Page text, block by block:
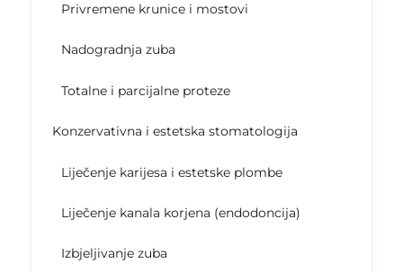
Privremene krunice i mostovi
Nadogradnja zuba
Totalne i parcijalne proteze
Konzervativna i estetska stomatologija
Liječenje karijesa i estetske plombe
Liječenje kanala korjena (endodoncija)
Izbjeljivanje zuba